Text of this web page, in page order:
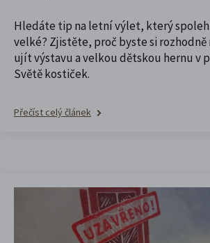
Hledáte tip na letní výlet, který
velké? Zjistěte, proč byste si rozhodně
ujít výstavu a velkou dětskou hernu v
Světě kostiček.
Přečíst celý článek